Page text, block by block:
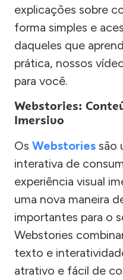
explicações sobre
forma simples e
daqueles que
prática, nossos
para você.
Webstories:
Imersivo
Os Webstories são
interativa de
experiência visual
uma nova maneira
importantes para o
Webstories
texto e
atrativo e fácil de